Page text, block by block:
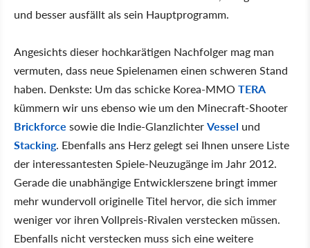
und besser ausfällt als sein Hauptprogramm.
Angesichts dieser hochkarätigen Nachfolger mag man
vermuten, dass neue Spielenamen einen schweren Stand
haben. Denkste: Um das schicke Korea-MMO TERA
kümmern wir uns ebenso wie um den Minecraft-Shooter
Brickforce sowie die Indie-GlanzlichterVessel und
Stacking. Ebenfalls ans Herz gelegt sei Ihnen unsere Liste
der interessantesten Spiele-Neuzugänge im Jahr 2012.
Gerade die unabhängige Entwicklerszene bringt immer
mehr wundervoll originelle Titel hervor, die sich immer
weniger vor ihren Vollpreis-Rivalen verstecken müssen.
Ebenfalls nicht verstecken muss sich eine weitere